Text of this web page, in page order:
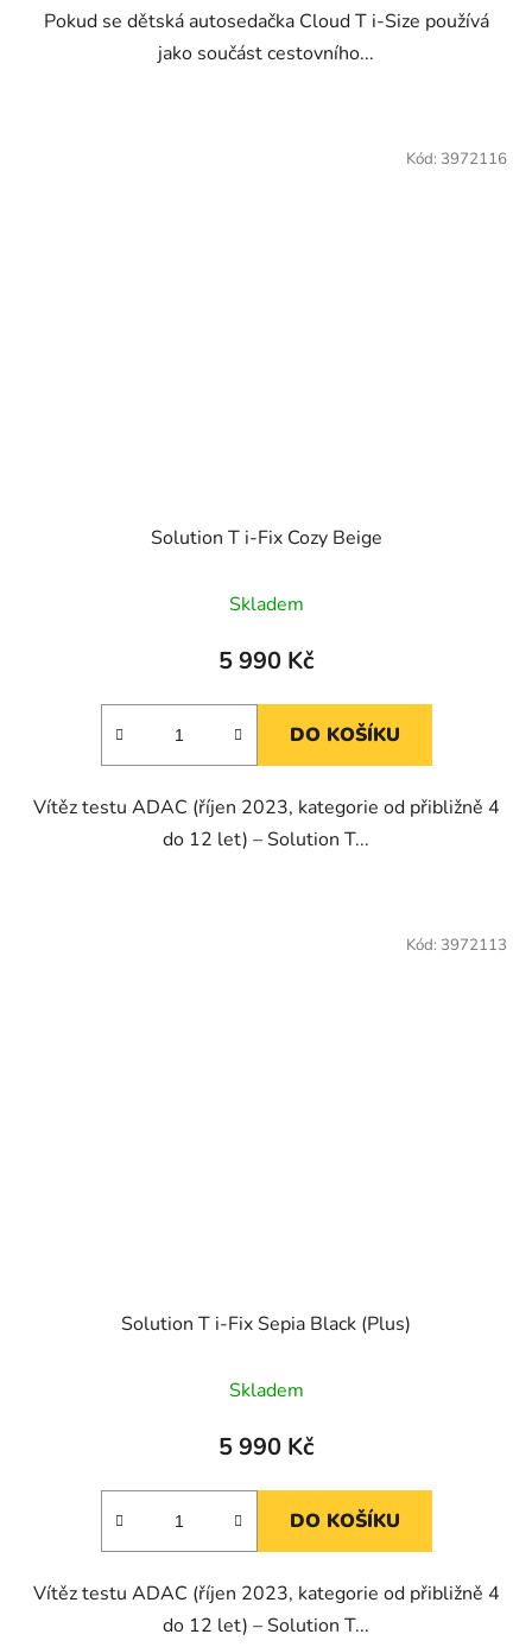
Pokud se dětská autosedačka Cloud T i-Size používá
jako součást cestovního...
Solution T i-Fix Cozy Beige
Skladem
5 990 Kč
DO KOŠÍKU
Vítěz testu ADAC (říjen 2023, kategorie od přibližně 4
do 12 let) – Solution T...
Kód: 3972116
Solution T i-Fix Sepia Black (Plus)
Skladem
5 990 Kč
DO KOŠÍKU
Vítěz testu ADAC (říjen 2023, kategorie od přibližně 4
do 12 let) – Solution T...
Kód: 3972113